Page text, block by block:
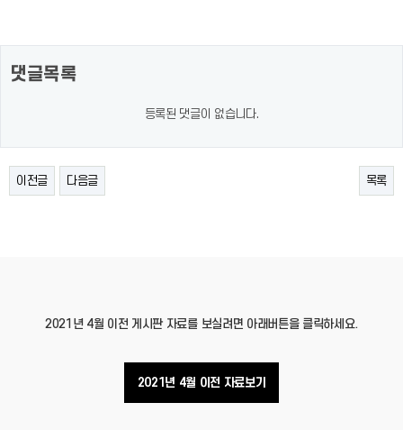
댓글목록
등록된 댓글이 없습니다.
이전글 다음글 목록
2021년 4월 이전 게시판 자료를 보실려면 아래버튼을 클릭하세요.
2021년 4월 이전 자료보기